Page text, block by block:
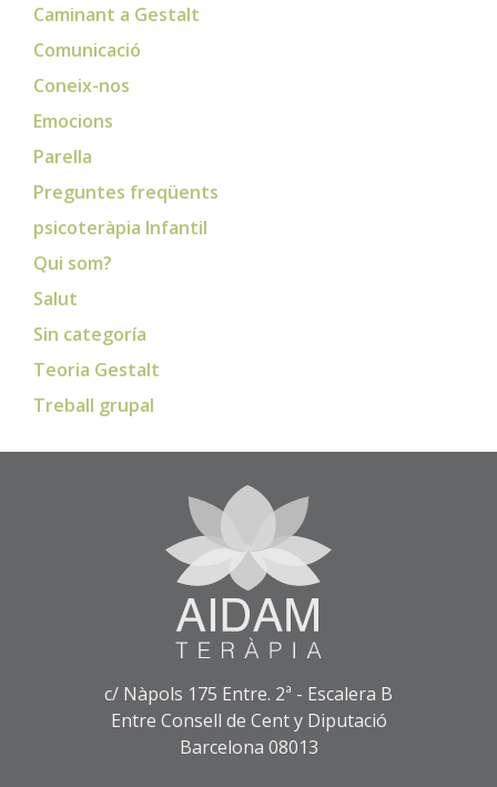
Caminant a Gestalt
Comunicació
Coneix-nos
Emocions
Parella
Preguntes freqüents
psicoteràpia Infantil
Qui som?
Salut
Sin categoría
Teoria Gestalt
Treball grupal
c/ Nàpols 175 Entre. 2ª - Escalera B
Entre Consell de Cent y Diputació
Barcelona 08013